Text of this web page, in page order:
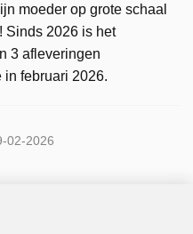
moeder op grote schaal
Sinds 2026 is het
3 afleveringen
in februari 2026.
02-2026